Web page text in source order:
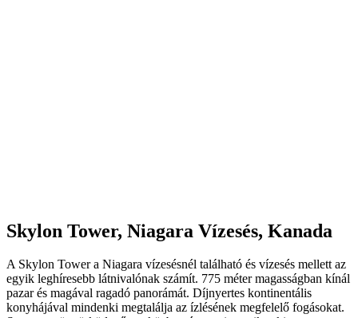
Skylon Tower, Niagara Vízesés, Kanada
A Skylon Tower a Niagara vízesésnél található és vízesés mellett az
egyik leghíresebb látnivalónak számít. 775 méter magasságban kínál
pazar és magával ragadó panorámát. Díjnyertes kontinentális
konyhájával mindenki megtalálja az ízlésének megfelelő fogásokat.